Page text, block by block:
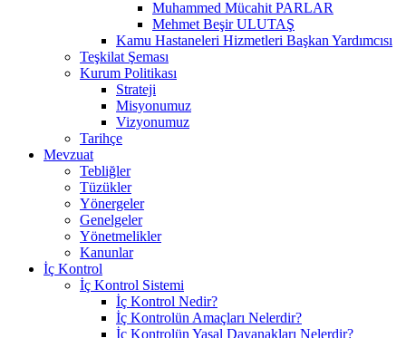
Muhammed Mücahit PARLAR
Mehmet Beşir ULUTAŞ
Kamu Hastaneleri Hizmetleri Başkan Yardımcısı
Teşkilat Şeması
Kurum Politikası
Strateji
Misyonumuz
Vizyonumuz
Tarihçe
Mevzuat
Tebliğler
Tüzükler
Yönergeler
Genelgeler
Yönetmelikler
Kanunlar
İç Kontrol
İç Kontrol Sistemi
İç Kontrol Nedir?
İç Kontrolün Amaçları Nelerdir?
İç Kontrolün Yasal Dayanakları Nelerdir?